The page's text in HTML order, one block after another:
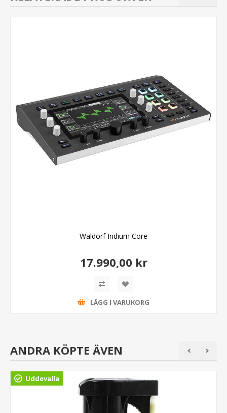
Waldorf Iridium Core
17.990,00 kr
LÄGG I VARUKORG
ANDRA KÖPTE ÄVEN
Uddevalla